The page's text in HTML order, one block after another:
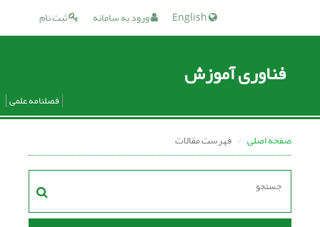
ثبت نام ورود به سامانه
فناوری آموزش
فصلنامه علمی
صفحه اصلی فهرست مقالات